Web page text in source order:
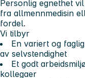
Personlig egnethet
fra allmennmedisin
fordel.
Vi tilbyr
En variert og
av selvstendighet
Et godt
kollegaer